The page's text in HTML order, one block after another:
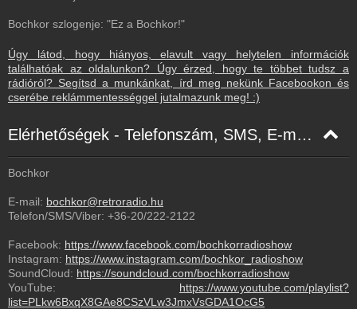
Bochkor szlogenje: "Ez a Bochkor!"
Úgy látod, hogy hiányos, elavult vagy helytelen információk
találhatóak az oldalunkon? Úgy érzed, hogy te többet tudsz a
rádióról? Segítsd a munkánkat, írd meg nekünk Facebookon és
cserébe reklámmentességgel jutalmazunk meg! :)
Elérhetőségek - Telefonszám, SMS, E-mail, Facebook
Bochkor
E-mail: bochkor@retroradio.hu
Telefon/SMS/Viber: +36-20/222-2122
Facebook: https://www.facebook.com/bochkorradioshow
Instagram: https://www.instagram.com/bochkor_radioshow
SoundCloud: https://soundcloud.com/bochkorradioshow
YouTube: https://www.youtube.com/playlist?
list=PLkw6BxqX8GAe8CSzVLw3JmxVsGDA1OcG5